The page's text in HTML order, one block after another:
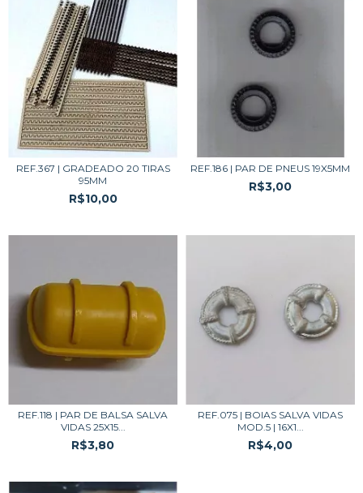
REF.367 | GRADEADO 20 TIRAS
95MM
R$10,00
REF.186 | PAR DE PNEUS 19X5MM
R$3,00
REF.118 | PAR DE BALSA SALVA
VIDAS 25X15...
R$3,80
REF.075 | BOIAS SALVA VIDAS
MOD.5 | 16X1...
R$4,00